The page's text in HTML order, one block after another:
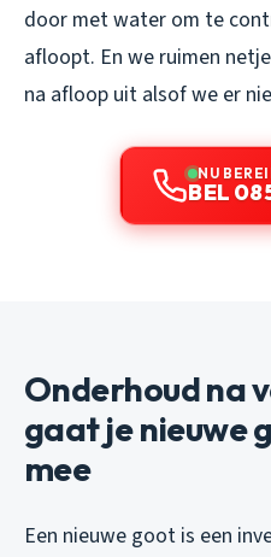
door met water om te
afloopt. En we ruimen
na afloop uit alsof we er
NU
BEL
Onderhoud na
gaat je nieuwe
mee
Een nieuwe goot is een